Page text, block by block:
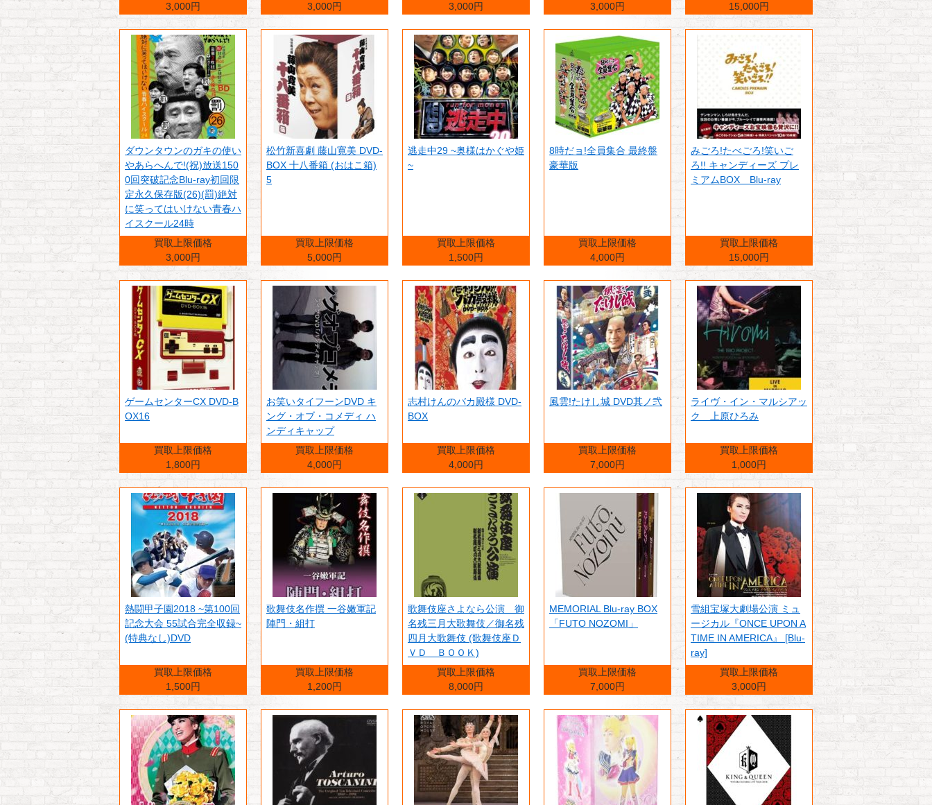
3,000円
3,000円
3,000円
3,000円
15,000円
ダウンタウンのガキの使い
やあらへんで!(祝)放送150
0回突破記念Blu-ray初回限
定永久保存版(26)(罰)絶対
に笑ってはいけない青春ハ
イスクール24時
買取上限価格
3,000円
松竹新喜劇 藤山寛美 DVD-
BOX 十八番箱 (おはこ箱)
5
買取上限価格
5,000円
逃走中29 ~奥様はかぐや姫
~
買取上限価格
1,500円
8時だョ!全員集合 最終盤
豪華版
買取上限価格
4,000円
みごろ!たべごろ!笑いご
ろ!! キャンディーズ プレ
ミアムBOX Blu-ray
買取上限価格
15,000円
ゲームセンターCX DVD-B
OX16
買取上限価格
1,800円
お笑いタイフーンDVD キ
ング・オブ・コメディ ハ
ンディキャップ
買取上限価格
4,000円
志村けんのバカ殿様 DVD-
BOX
買取上限価格
4,000円
風雲!たけし城 DVD其ノ弐
買取上限価格
7,000円
ライヴ・イン・マルシアッ
ク 上原ひろみ
買取上限価格
1,000円
熱闘甲子園2018 ~第100回
記念大会 55試合完全収録~
(特典なし)DVD
買取上限価格
1,500円
歌舞伎名作撰 一谷嫩軍記
陣門・組打
買取上限価格
1,200円
歌舞伎座さよなら公演 御
名残三月大歌舞伎／御名残
四月大歌舞伎 (歌舞伎座Ｄ
ＶＤ ＢＯＯＫ)
買取上限価格
8,000円
MEMORIAL Blu-ray BOX
「FUTO NOZOMI」
買取上限価格
7,000円
雪組宝塚大劇場公演 ミュ
ージカル『ONCE UPON A
TIME IN AMERICA』 [Blu-
ray]
買取上限価格
3,000円